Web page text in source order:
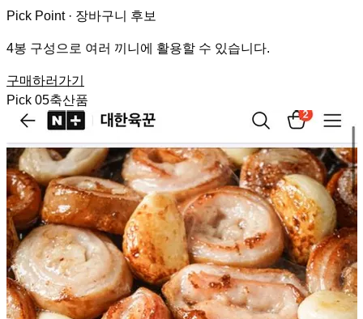
Pick Point · 장바구니 후보
4봉 구성으로 여러 끼니에 활용할 수 있습니다.
구매하러가기
Pick 05축산품